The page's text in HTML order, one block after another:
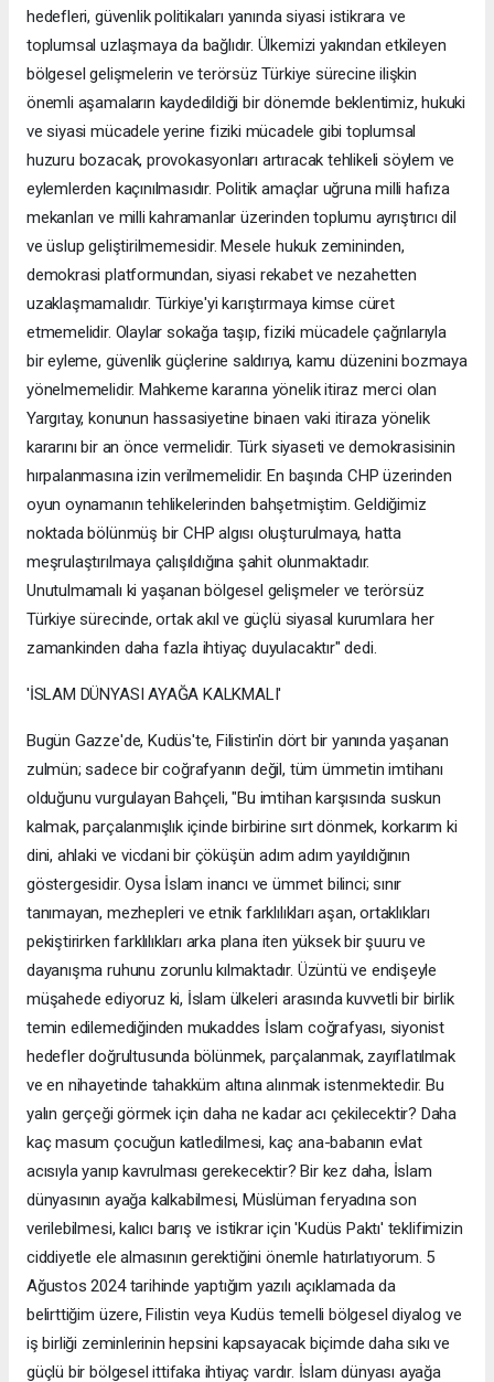
hedefleri, güvenlik politikaları yanında siyasi istikrara ve
toplumsal uzlaşmaya da bağlıdır. Ülkemizi yakından etkileyen
bölgesel gelişmelerin ve terörsüz Türkiye sürecine ilişkin
önemli aşamaların kaydedildiği bir dönemde beklentimiz, hukuki
ve siyasi mücadele yerine fiziki mücadele gibi toplumsal
huzuru bozacak, provokasyonları artıracak tehlikeli söylem ve
eylemlerden kaçınılmasıdır. Politik amaçlar uğruna milli hafıza
mekanları ve milli kahramanlar üzerinden toplumu ayrıştırıcı dil
ve üslup geliştirilmemesidir. Mesele hukuk zemininden,
demokrasi platformundan, siyasi rekabet ve nezahetten
uzaklaşmamalıdır. Türkiye'yi karıştırmaya kimse cüret
etmemelidir. Olaylar sokağa taşıp, fiziki mücadele çağrılarıyla
bir eyleme, güvenlik güçlerine saldırıya, kamu düzenini bozmaya
yönelmemelidir. Mahkeme kararına yönelik itiraz merci olan
Yargıtay, konunun hassasiyetine binaen vaki itiraza yönelik
kararını bir an önce vermelidir. Türk siyaseti ve demokrasisinin
hırpalanmasına izin verilmemelidir. En başında CHP üzerinden
oyun oynamanın tehlikelerinden bahşetmiştim. Geldiğimiz
noktada bölünmüş bir CHP algısı oluşturulmaya, hatta
meşrulaştırılmaya çalışıldığına şahit olunmaktadır.
Unutulmamalı ki yaşanan bölgesel gelişmeler ve terörsüz
Türkiye sürecinde, ortak akıl ve güçlü siyasal kurumlara her
zamankinden daha fazla ihtiyaç duyulacaktır" dedi.
'İSLAM DÜNYASI AYAĞA KALKMALI'
Bugün Gazze'de, Kudüs'te, Filistin'in dört bir yanında yaşanan
zulmün; sadece bir coğrafyanın değil, tüm ümmetin imtihanı
olduğunu vurgulayan Bahçeli, "Bu imtihan karşısında suskun
kalmak, parçalanmışlık içinde birbirine sırt dönmek, korkarım ki
dini, ahlaki ve vicdani bir çöküşün adım adım yayıldığının
göstergesidir. Oysa İslam inancı ve ümmet bilinci; sınır
tanımayan, mezhepleri ve etnik farklılıkları aşan, ortaklıkları
pekiştirirken farklılıkları arka plana iten yüksek bir şuuru ve
dayanışma ruhunu zorunlu kılmaktadır. Üzüntü ve endişeyle
müşahede ediyoruz ki, İslam ülkeleri arasında kuvvetli bir birlik
temin edilemediğinden mukaddes İslam coğrafyası, siyonist
hedefler doğrultusunda bölünmek, parçalanmak, zayıflatılmak
ve en nihayetinde tahakküm altına alınmak istenmektedir. Bu
yalın gerçeği görmek için daha ne kadar acı çekilecektir? Daha
kaç masum çocuğun katledilmesi, kaç ana-babanın evlat
acısıyla yanıp kavrulması gerekecektir? Bir kez daha, İslam
dünyasının ayağa kalkabilmesi, Müslüman feryadına son
verilebilmesi, kalıcı barış ve istikrar için 'Kudüs Paktı' teklifimizin
ciddiyetle ele almasının gerektiğini önemle hatırlatıyorum. 5
Ağustos 2024 tarihinde yaptığım yazılı açıklamada da
belirttiğim üzere, Filistin veya Kudüs temelli bölgesel diyalog ve
iş birliği zeminlerinin hepsini kapsayacak biçimde daha sıkı ve
güçlü bir bölgesel ittifaka ihtiyaç vardır. İslam dünyası ayağa